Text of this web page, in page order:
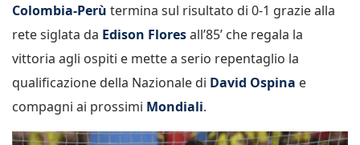
Colombia-Perù termina sul risultato di 0-1 grazie alla
rete siglata da Edison Floresall’85’ che regala la
vittoria agli ospiti e mette a serio repentaglio la
qualificazione della Nazionale di David Ospina e
compagni ai prossimi Mondiali.